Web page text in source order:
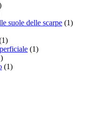
suole delle scarpe (1)
(1)
(1)